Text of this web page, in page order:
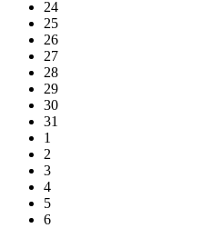
24
25
26
27
28
29
30
31
1
2
3
4
5
6